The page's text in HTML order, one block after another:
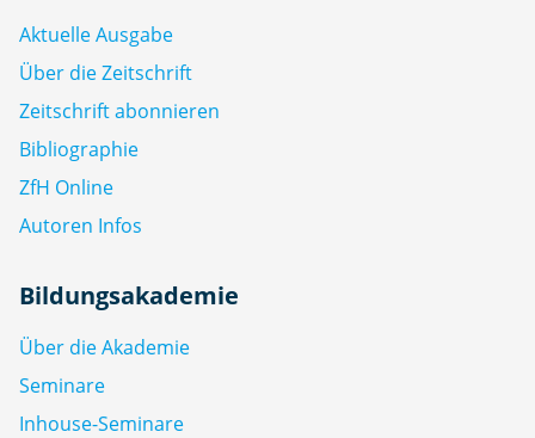
Aktuelle Ausgabe
Über die Zeitschrift
Zeitschrift abonnieren
Bibliographie
ZfH Online
Autoren Infos
Bildungsakademie
Über die Akademie
Seminare
Inhouse-Seminare